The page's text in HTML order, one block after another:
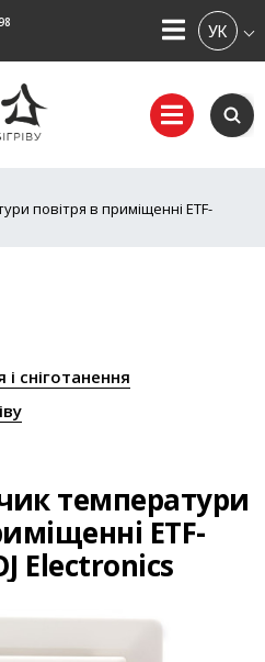
повітря в приміщенні ETF-
сніготанення
температури
ETF-
Electronics